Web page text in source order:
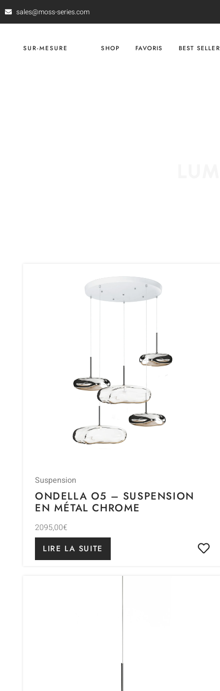
sales@moss-series.com
SUR-MESURE SHOP FAVORIS BEST SELLER
Suspension
ONDELLA O5 – SUSPENSION
EN MÉTAL CHROME
2095,00€
LIRE LA SUITE